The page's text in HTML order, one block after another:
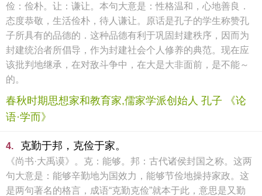
俭：俭朴。让：谦让。本句大意是：性格温和，心地善良．
态度恭敬，生活俭朴，待人谦让。原话是孔子的学生称赞孔
子所具有的品德的．这种品德有利于巩固封建秩序，因而为
封建统治者所倡导，作为封建社会个人修养的典范。现在应
该批判地继承，在对敌斗争中，在大是大非面前，是不能～
的。
春秋时期思想家和教育家,儒家学派创始人 孔子 《论
语·学而》
4. 克勤于邦，克俭于家。
《尚书·大禹谟》。克：能够。邦：古代诸侯封国之称。这两
句大意是：能够辛勤地为国效力，能够节俭地操持家政。这
是两句著名的格言，成语“克勤克俭”就本于此，意思是又勤